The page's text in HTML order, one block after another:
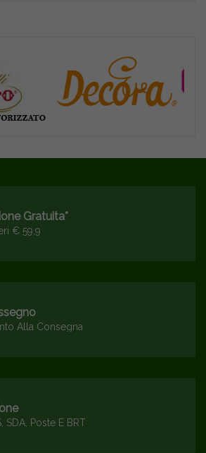
Gratuita*
€ 59,9
Alla Consegna
SDA, Poste E BRT